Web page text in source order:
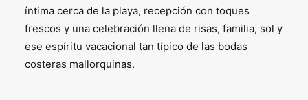
íntima cerca de la playa, recepción con toques
frescos y una celebración llena de risas, familia, sol y
ese espíritu vacacional tan típico de las bodas
costeras mallorquinas.